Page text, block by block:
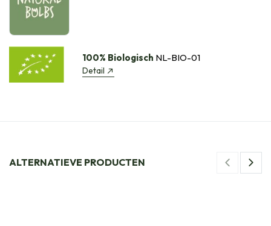
100% Biologisch NL-BIO-01
Detail
ALTERNATIEVE PRODUCTEN